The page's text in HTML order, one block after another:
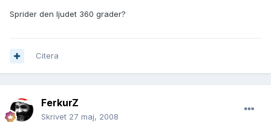
Sprider den ljudet 360 grader?
Citera
FerkurZ
Skrivet 27 maj, 2008